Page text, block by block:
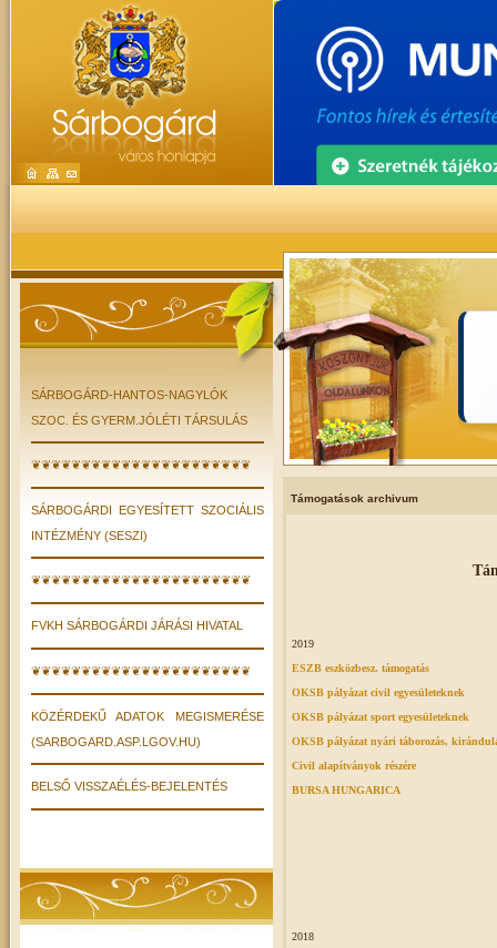
SÁRBOGÁRD-HANTOS-NAGYLÓK
SZOC. ÉS GYERM.JÓLÉTI TÁRSULÁS
❦❦❦❦❦❦❦❦❦❦❦❦❦❦❦❦❦❦❦❦❦❦
SÁRBOGÁRDI EGYESÍTETT SZOCIÁLIS
INTÉZMÉNY (SESZI)
❦❦❦❦❦❦❦❦❦❦❦❦❦❦❦❦❦❦❦❦❦❦
FVKH SÁRBOGÁRDI JÁRÁSI HIVATAL
❦❦❦❦❦❦❦❦❦❦❦❦❦❦❦❦❦❦❦❦❦❦
KÖZÉRDEKŰ ADATOK MEGISMERÉSE
(SARBOGARD.ASP.LGOV.HU)
BELSŐ VISSZAÉLÉS-BEJELENTÉS
Támogatások archivum
2019
ESZB eszközbesz. támogatás
OKSB pályázat civil egyesületeknek
OKSB pályázat sport egyesületeknek
OKSB pályázat nyári táborozás,
Civil alapítványok részére
BURSA HUNGARICA
2018